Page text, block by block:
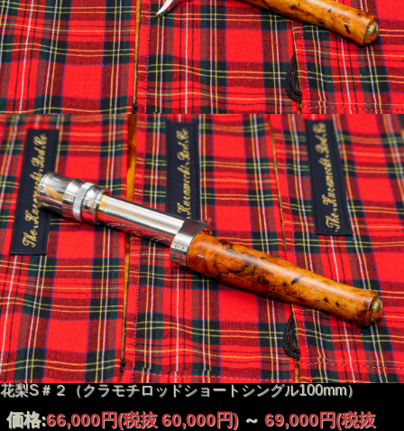
花梨S＃２（クラモチロッドショートシングル100mm）
価格:66,000円(税抜 60,000円) ～ 69,000円(税抜